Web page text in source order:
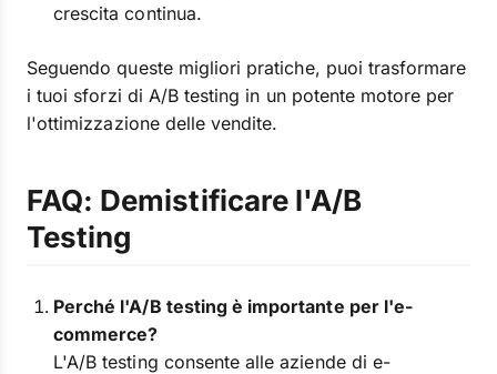
crescita continua.
Seguendo queste migliori pratiche, puoi trasformare
i tuoi sforzi di A/B testing in un potente motore per
l'ottimizzazione delle vendite.
FAQ: Demistificare l'A/B
Testing
Perché l'A/B testing è importante per l'e-
commerce?
L'A/B testing consente alle aziende di e-